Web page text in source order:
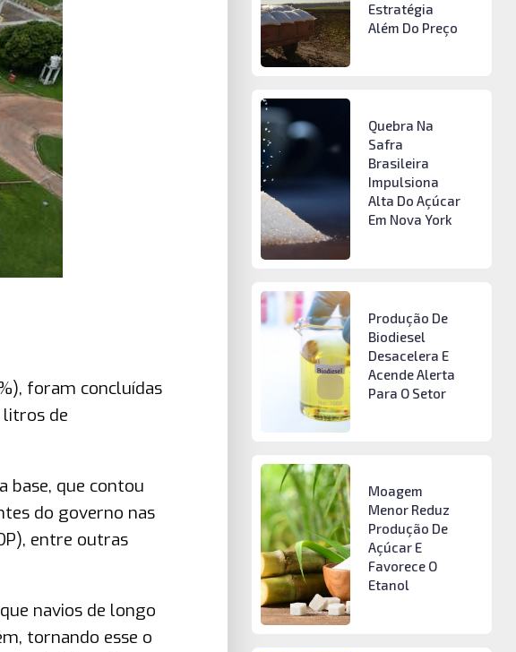
foram concluídas
litros de
base, que contou
do governo nas
entre outras
navios de longo
tornando esse o
Estratégia
Além Do Preço
Quebra Na
Safra
Brasileira
Impulsiona
Alta Do Açúcar
Em Nova York
Produção De
Biodiesel
Desacelera E
Acende Alerta
Para O Setor
Moagem
Menor Reduz
Produção De
Açúcar E
Favorece O
Etanol